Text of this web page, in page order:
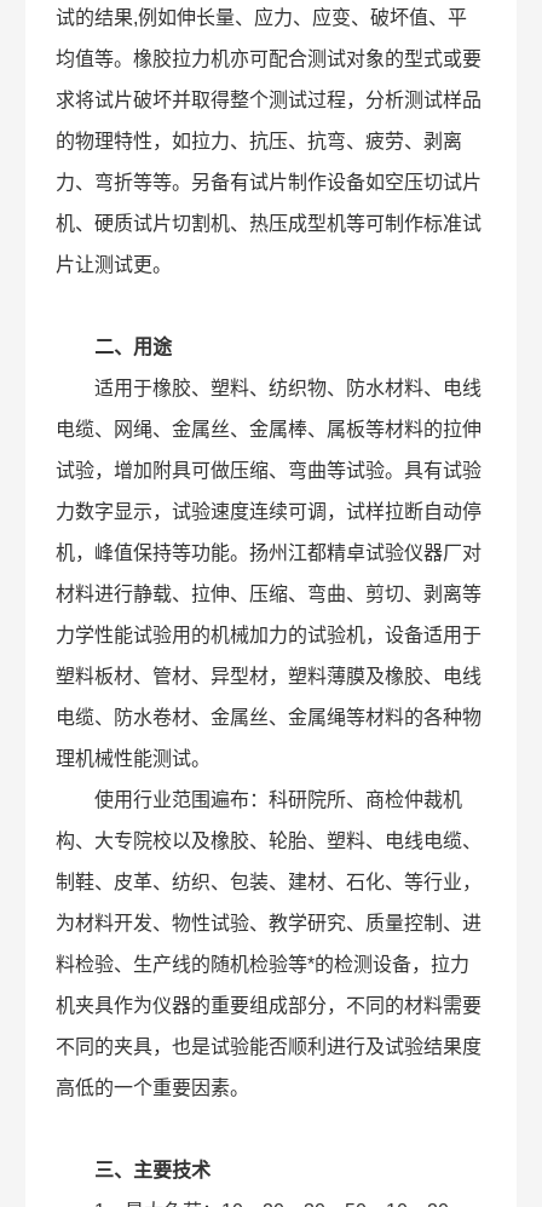
试的结果,例如伸长量、应力、应变、破坏值、平
均值等。橡胶拉力机亦可配合测试对象的型式或要
求将试片破坏并取得整个测试过程，分析测试样品
的物理特性，如拉力、抗压、抗弯、疲劳、剥离
力、弯折等等。另备有试片制作设备如空压切试片
机、硬质试片切割机、热压成型机等可制作标准试
片让测试更。
二、用途
适用于橡胶、塑料、纺织物、防水材料、电线
电缆、网绳、金属丝、金属棒、属板等材料的拉伸
试验，增加附具可做压缩、弯曲等试验。具有试验
力数字显示，试验速度连续可调，试样拉断自动停
机，峰值保持等功能。扬州江都精卓试验仪器厂对
材料进行静载、拉伸、压缩、弯曲、剪切、剥离等
力学性能试验用的机械加力的试验机，设备适用于
塑料板材、管材、异型材，塑料薄膜及橡胶、电线
电缆、防水卷材、金属丝、金属绳等材料的各种物
理机械性能测试。
使用行业范围遍布：科研院所、商检仲裁机
构、大专院校以及橡胶、轮胎、塑料、电线电缆、
制鞋、皮革、纺织、包装、建材、石化、等行业，
为材料开发、物性试验、教学研究、质量控制、进
料检验、生产线的随机检验等*的检测设备，拉力
机夹具作为仪器的重要组成部分，不同的材料需要
不同的夹具，也是试验能否顺利进行及试验结果度
高低的一个重要因素。
三、主要技术